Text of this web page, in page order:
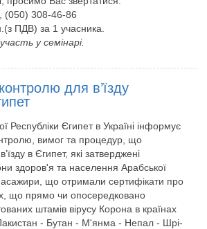
(050) 308-46-86
ПДВ) за 1 учасника.
у семінарі.
для в’їзду
Республіки Єгипет в Україні інформує
вимог та процедур, що
в Єгипет, які затверджені
здоров'я та населення Арабської
що отримали сертифікати про
що прямо чи опосередковано
штамів вірусу Корона в країнах
- Бутан - М'янма - Непал - Шрі-